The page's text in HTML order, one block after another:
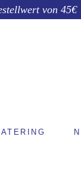
von 45€